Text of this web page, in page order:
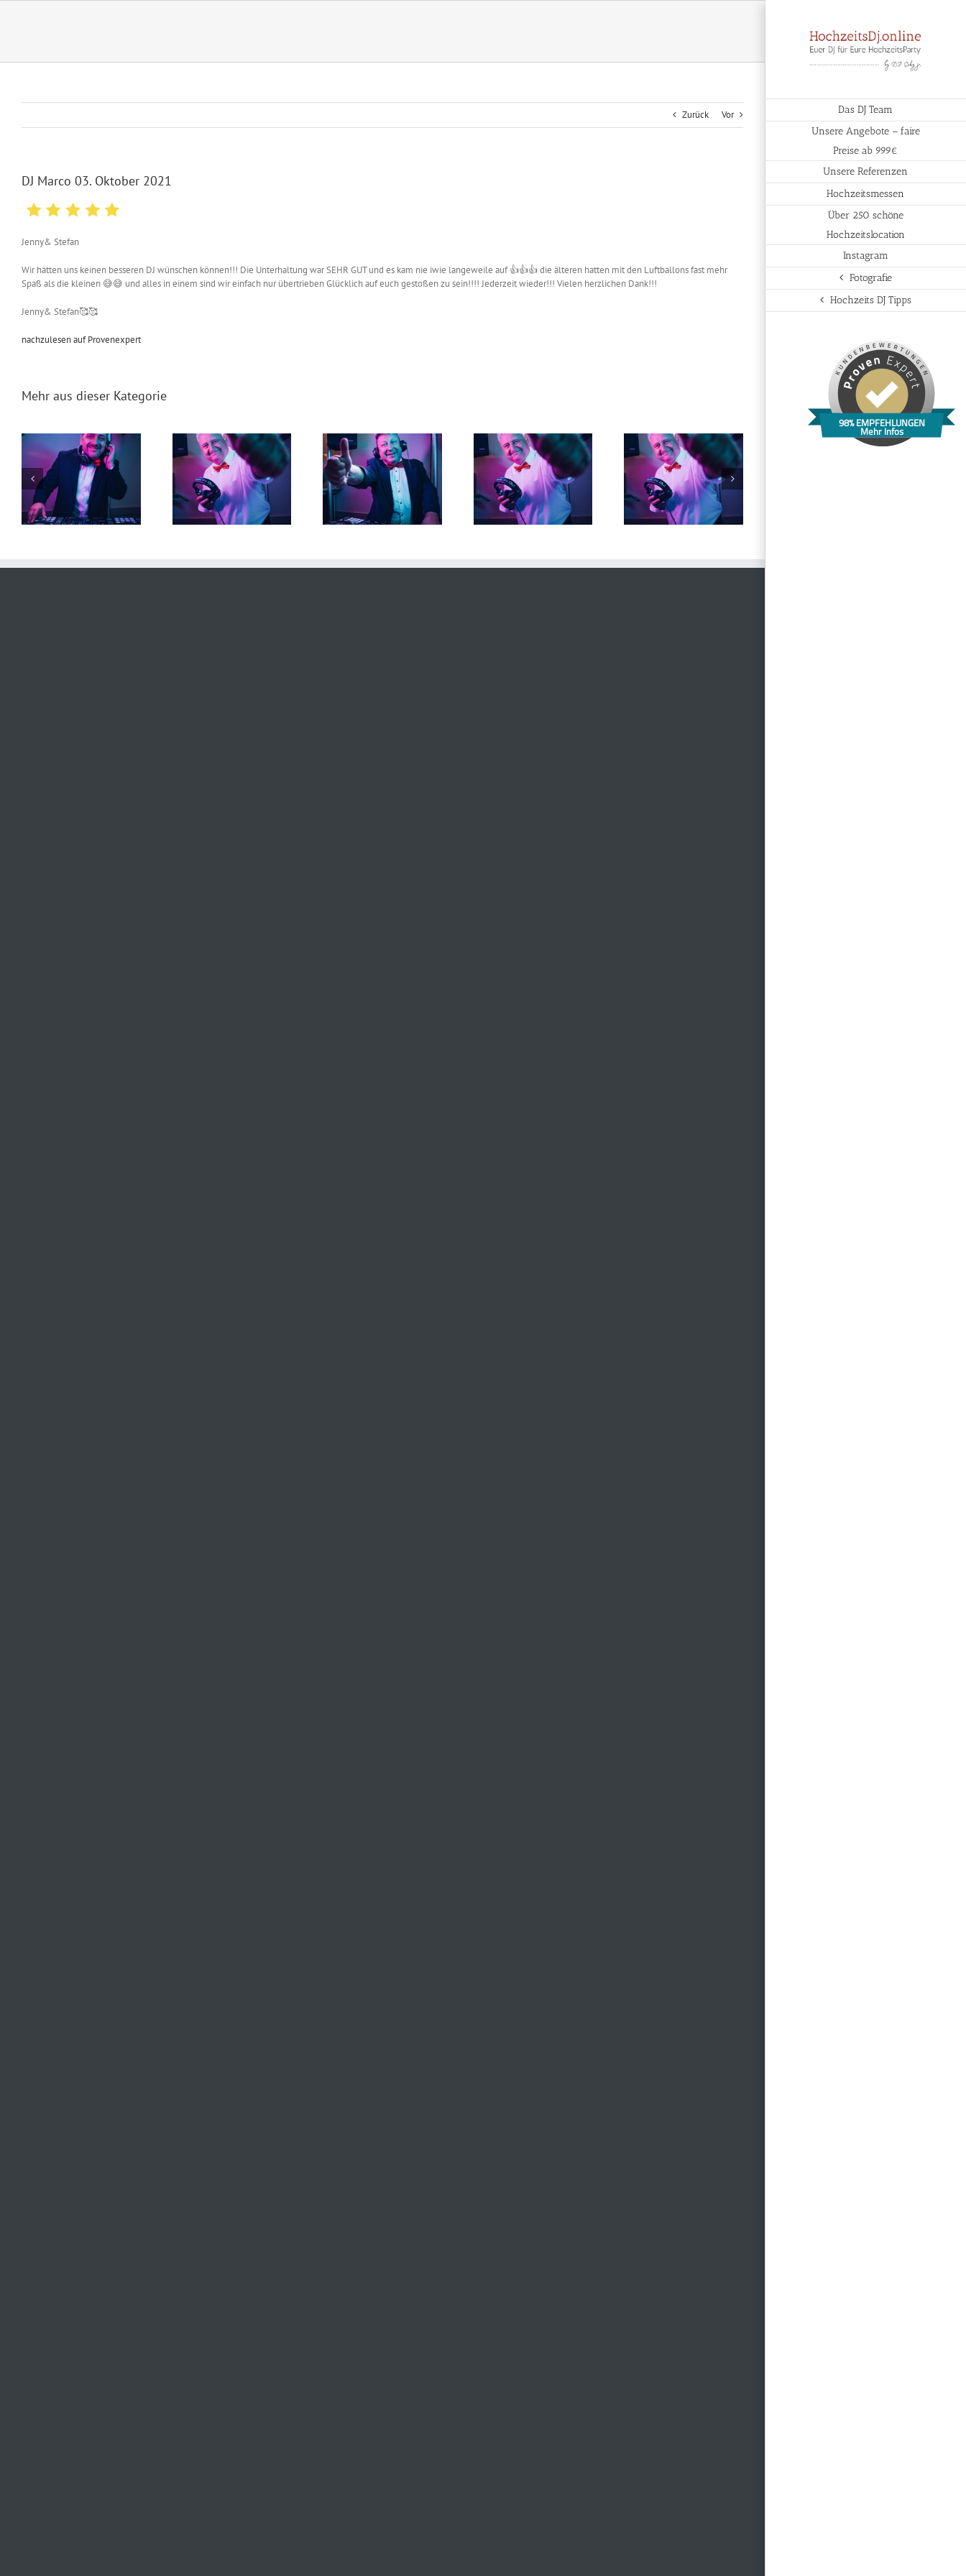
Das DJ Team
Unsere Angebote – faire
Preise ab 999€
Unsere Referenzen
Hochzeitsmessen
Über 250 schöne
Hochzeitslocation
Instagram
Fotografie
Hochzeits DJ Tipps
98% EMPFEHLUNGEN
Mehr Infos
Zurück Vor
DJ Marco 03. Oktober 2021
Jenny& Stefan
Wir hätten uns keinen besseren DJ wünschen können!!! Die Unterhaltung war SEHR GUT und es kam nie iwie langeweile auf 👍👍👍 die älteren hatten mit den Luftballons fast mehr
Spaß als die kleinen 😅😅 und alles in einem sind wir einfach nur übertrieben Glücklich auf euch gestoßen zu sein!!!! Jederzeit wieder!!! Vielen herzlichen Dank!!!
Jenny& Stefan🥰🥰
nachzulesen auf Provenexpert
Mehr aus dieser Kategorie